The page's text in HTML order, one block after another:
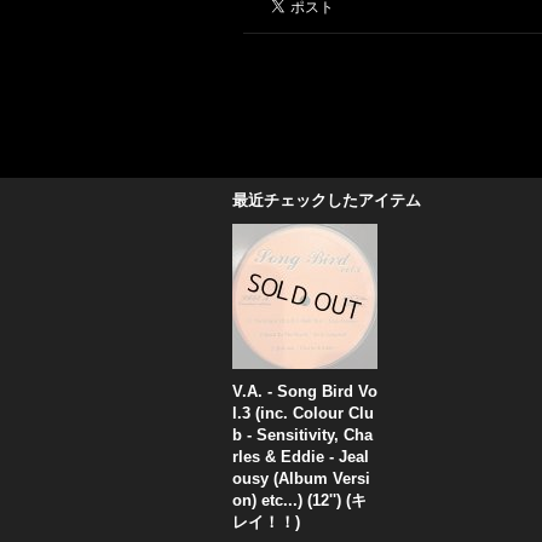
最近チェックしたアイテム
V.A. - Song Bird Vo
l.3 (inc. Colour Clu
b - Sensitivity, Cha
rles & Eddie - Jeal
ousy (Album Versi
on) etc...) (12'') (キ
レイ！！)